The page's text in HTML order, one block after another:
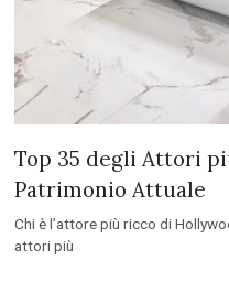
Top 35 degli Attori
Patrimonio Attuale
Chi è l’attore più ricco di
attori più